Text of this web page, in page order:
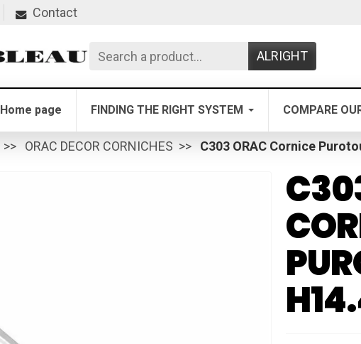
Contact
ALRIGHT
Home page FINDING THE RIGHT SYSTEM COMPARE
ORAC DECOR CORNICHES C303 ORAC Cornice